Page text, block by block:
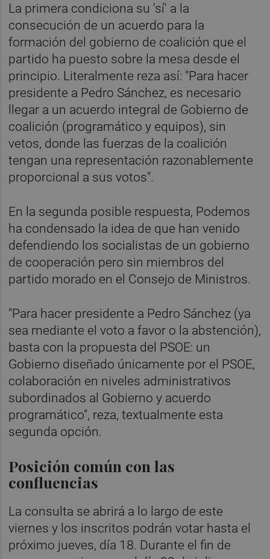
La primera condiciona su 'sí' a la
consecución de un acuerdo para la
formación del gobierno de coalición que el
partido ha puesto sobre la mesa desde el
principio. Literalmente reza así: "Para hacer
presidente a Pedro Sánchez, es necesario
llegar a un acuerdo integral de Gobierno de
coalición (programático y equipos), sin
vetos, donde las fuerzas de la coalición
tengan una representación razonablemente
proporcional a sus votos".
En la segunda posible respuesta, Podemos
ha condensado la idea de que han venido
defendiendo los socialistas de un gobierno
de cooperación pero sin miembros del
partido morado en el Consejo de Ministros.
"Para hacer presidente a Pedro Sánchez (ya
sea mediante el voto a favor o la abstención),
basta con la propuesta del PSOE: un
Gobierno diseñado únicamente por el PSOE,
colaboración en niveles administrativos
subordinados al Gobierno y acuerdo
programático", reza, textualmente esta
segunda opción.
Posición común con las
confluencias
La consulta se abrirá a lo largo de este
viernes y los inscritos podrán votar hasta el
próximo jueves, día 18. Durante el fin de